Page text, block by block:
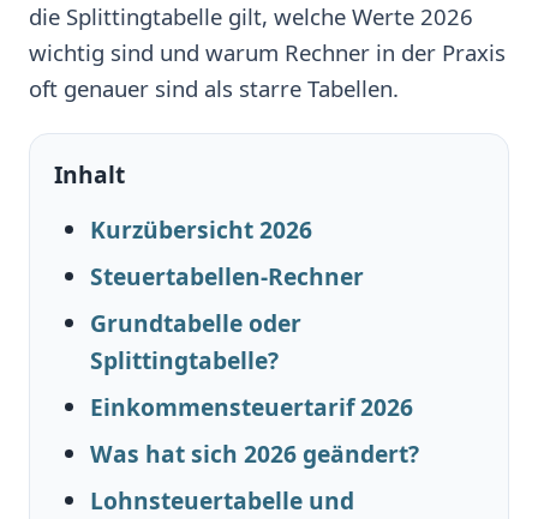
die Splittingtabelle gilt, welche Werte 2026
wichtig sind und warum Rechner in der Praxis
oft genauer sind als starre Tabellen.
Inhalt
Kurzübersicht 2026
Steuertabellen-Rechner
Grundtabelle oder
Splittingtabelle?
Einkommensteuertarif 2026
Was hat sich 2026 geändert?
Lohnsteuertabelle und